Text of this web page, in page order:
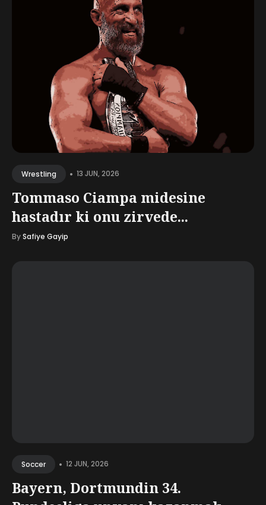
Wrestling • 13 JUN, 2026
Tommaso Ciampa midesine
hastadır ki onu zirvede...
BySafiye Gayip
Soccer • 12 JUN, 2026
Bayern, Dortmundin 34.